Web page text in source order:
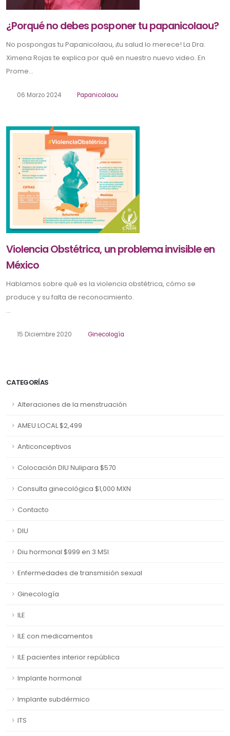
CATEGORÍAS
Alteraciones de la menstruación
AMEU LOCAL $2,499
Anticonceptivos
Colocación DIU Nulipara $570
Consulta ginecológica $1,000 MXN
Contacto
DIU
Diu hormonal $999 en 3 MSI
Enfermedades de transmisión sexual
Ginecología
ILE
ILE con medicamentos
ILE pacientes interior república
Implante hormonal
Implante subdérmico
ITS
¿Porqué no debes posponer tu papanicolaou?
No pospongas tu Papanicolaou, ¡tu salud lo merece! La Dra.
Ximena Rojas te explica por qué en nuestro nuevo video. En
Prome...
06 Marzo 2024 Papanicolaou
Violencia Obstétrica, un problema invisible en
México
Hablamos sobre qué es la violencia obstétrica, cómo se
produce y su falta de reconocimiento.
...
15 Diciembre 2020 Ginecología